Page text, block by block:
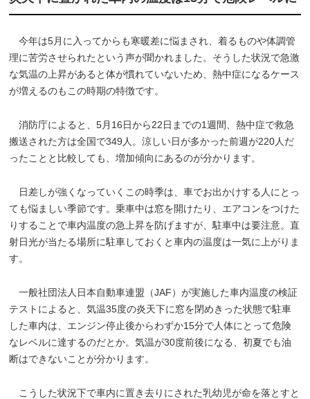
今年は5月に入ってからも寒暖差に悩まされ、着るものや体調管
理に苦労させられたという声が聞かれました。そうした状況で急激
な気温の上昇があると体が慣れていないため、熱中症になるケース
が増えるのもこの時期の特徴です。
消防庁によると、5月16日から22日までの1週間、熱中症で救急
搬送された方は全国で349人。涼しい日が多かった前週が220人だ
ったことと比較しても、増加傾向にあるのが分かります。
日差しが強くなっていくこの時季は、車でお出かけする人にとっ
ても悩ましい季節です。乗車中は窓を開けたり、エアコンをつけた
りすることで車内温度の急上昇を防げますが、駐車中は要注意。直
射日光が当たる場所に駐車しておくと車内の温度は一気に上がりま
す。
一般社団法人日本自動車連盟（JAF）が実施した車内温度の検証
テストによると、気温35度の炎天下に窓を閉めきった状態で駐車
した車内は、エンジン停止後からわずか15分で人体にとって危険
なレベルに達するのだとか。気温が30度前後になる、初夏でも油
断はできないことが分かります。
こうした状況下で車内に置き去りにされた乳幼児が命を落とすと